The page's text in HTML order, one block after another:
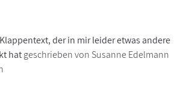
der in mir leider etwas andere
hatgeschrieben von Susanne Edelmann